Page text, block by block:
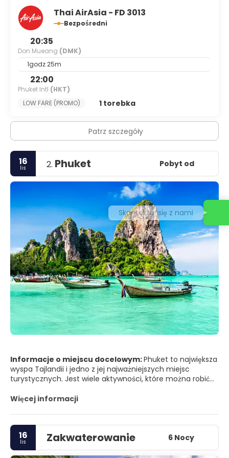
Thai AirAsia - FD 3013
Bezpośredni
20:35
Don Mueang (DMK)
1godz 25m
22:00
Phuket Intl (HKT)
LOW FARE (PROMO)
1 torebka
Patrz szczegóły
16
lis 2. Phuket Pobyt od
Informacje o miejscu docelowym:Phuket to największa
wyspa Tajlandii i jedno z jej najważniejszych miejsc
turystycznych. Jest wiele aktywności, które można robić
wspaniałe miejsce do wyjścia i zwiedzania. Ma wszystko,
wód po zielone krajobrazy, piękne świątynie i niesamowite
widoki. Dodaj do tego zakupy, życie nocne i pyszne owoce
morza, a masz wszystko, czego możesz chcieć na
wakacjach.
Więcej informacji
16
lis Zakwaterowanie 6 Nocy
Skontaktuj się z nami